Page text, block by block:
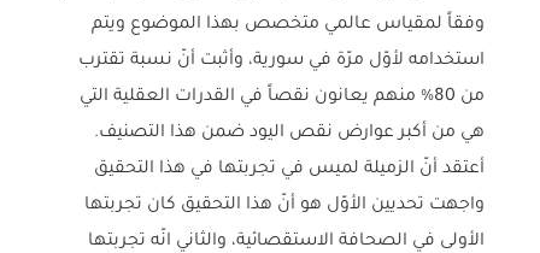
وفقاً لمقياس عالمي متخصص بهذا الموضوع ويتم
استخدامه لأوّل مرّة في سورية، وأثبت أنّ نسبة تقترب
من 80% منهم يعانون نقصاً في القدرات العقلية التي
هي من أكبر عوارض نقص اليود ضمن هذا التصنيف.
أعتقد أنّ الزميلة لميس في تجربتها في هذا التحقيق
واجهت تحديين الأوّل هو أنّ هذا التحقيق كان تجربتها
الأولى في الصحافة الاستقصائية، والثاني انّه تجربتها